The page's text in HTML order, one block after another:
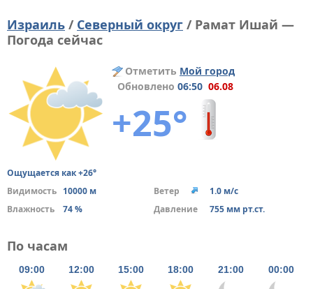
Израиль / Северный округ / Рамат Ишай —
Погода сейчас
Отметить Мой город
Обновлено 06:50 06.08
+25°
Ощущается как +26°
Видимость 10000 м Ветер
1.0 м/с
Влажность
74 % Давление 755 мм рт.ст.
По часам
09:00 12:00 15:00 18:00 21:00 00:00